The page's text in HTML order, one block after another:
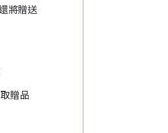
將贈送
贈品